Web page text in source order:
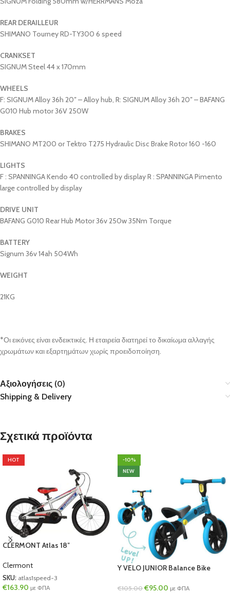
REAR DERAILLEUR
SHIMANO Tourney RD-TY300 6 speed
CRANKSET
SIGNUM Steel 44 x 170mm
WHEELS
F: SIGNUM Alloy 36h 20″ – Alloy hub, R: SIGNUM Alloy 36h 20″ – BAFANG
G010 Hub motor 36V 250W
BRAKES
SHIMANO MT200 or Tektro T275 Hydraulic Disc Brake Rotor 160 -160
LIGHTS
F : SPANNINGA Kendo 40 controlled by display R : SPANNINGA Pimento
large controlled by display
DRIVE UNIT
BAFANG G010 Rear Hub Motor 36v 250w 35Nm Torque
BATTERY
Signum 36v 14ah 504Wh
WEIGHT
21KG
*Οι εικόνες είναι ενδεικτικές. Η εταιρεία διατηρεί το δικαίωμα αλλαγής
χρωμάτων και εξαρτημάτων χωρίς προειδοποίηση.
Αξιολογήσεις (0)
Shipping & Delivery
Σχετικά προϊόντα
HOT
CLERMONT Atlas 18″
Clermont
SKU: atlas1speed-3
€163.90 με ΦΠΑ
-10%
NEW
Y VELO JUNIOR Balance Bike
€105.00 €95.00 με ΦΠΑ